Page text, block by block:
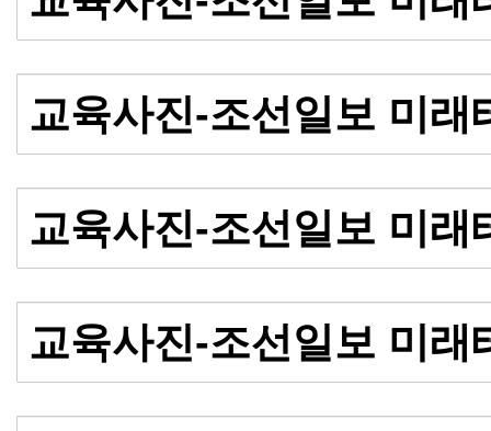
교육사진-조선일보 미
교육사진-조선일보 미
교육사진-조선일보 미